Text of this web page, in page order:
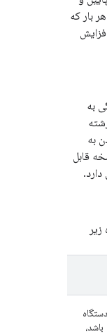
بار که
به
به
قابل